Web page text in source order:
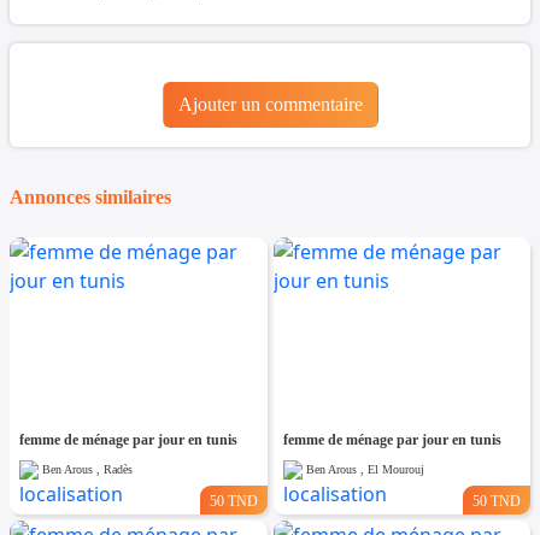
Ajouter un commentaire
Annonces similaires
femme de ménage par jour en tunis
Ben Arous , Radès
50 TND
femme de ménage par jour en tunis
Ben Arous , El Mourouj
50 TND